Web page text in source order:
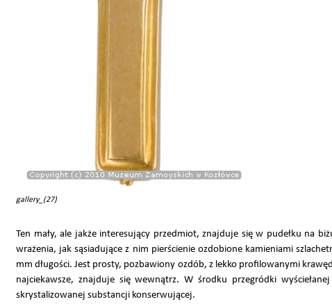
gallery_(27)
Ten mały, ale jakże interesujący przedmiot, znajduje się w pudełku na
wrażenia, jak sąsiadujące z nim pierścienie ozdobione kamieniami
mm długości. Jest prosty, pozbawiony ozdób, z lekko profilowanymi
najciekawsze, znajduje się wewnątrz. W środku przegródki
skrystalizowanej substancji konserwującej.